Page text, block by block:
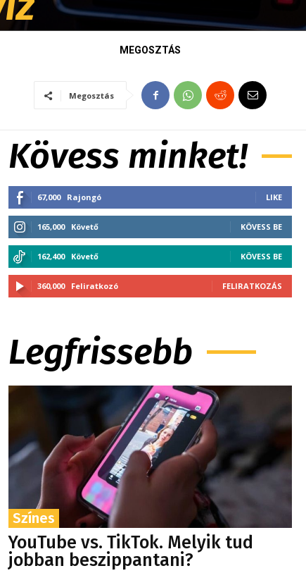
MEGOSZTÁS
Megosztás
Kövess minket!
67,000 Rajongó LIKE
165,000 Követő KÖVESS BE
162,400 Követő KÖVESS BE
360,000 Feliratkozó FELIRATKOZÁS
Legfrissebb
Színes
YouTube vs. TikTok. Melyik tud
jobban beszippantani?